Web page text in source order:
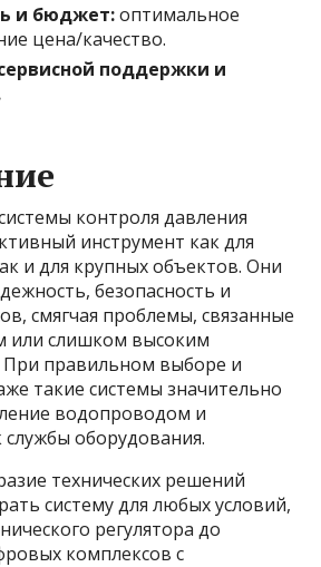
и бюджет:оптимальное
цена/качество.
поддержки и
контроля давления
инструмент как для
и для крупных объектов. Они
безопасность и
смягчая проблемы, связанные
или слишком высоким
правильном выборе и
такие системы значительно
водопроводом и
оборудования.
технических решений
систему для любых условий,
регулятора до
комплексов с